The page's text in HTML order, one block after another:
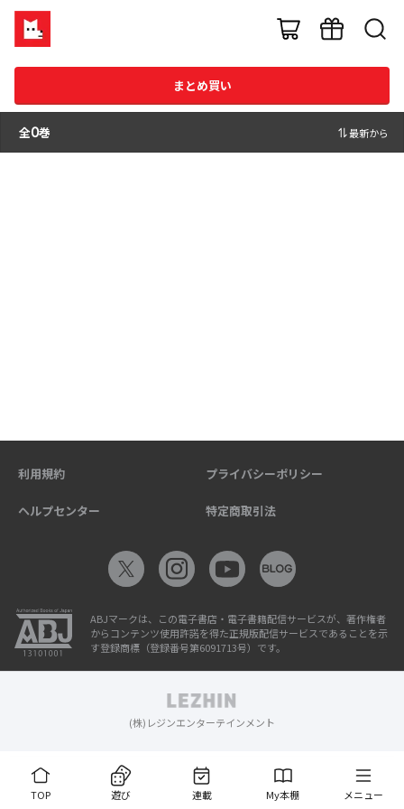
まとめ買い
全0巻 最新から
TOP 遊び 連載 My本棚 メニュー
利用規約 プライバシーポリシー
ヘルプセンター 特定商取引法
ABJマークは、この電子書店・電子書籍配信サービスが、著作権者
からコンテンツ使用許諾を得た正規版配信サービスであることを示
す登録商標（登録番号第6091713号）です。
(株)レジンエンターテインメント